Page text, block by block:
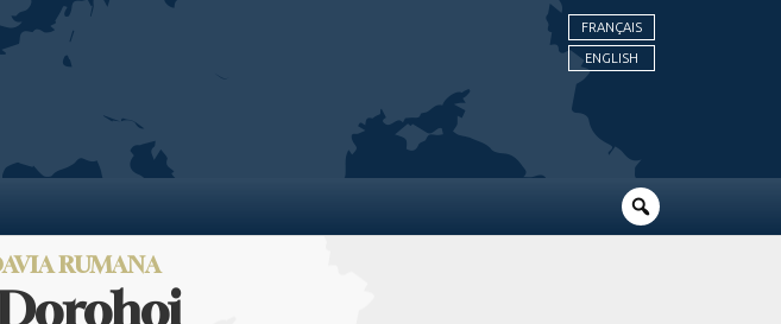
FRANÇAIS
ENGLISH
RUMANA